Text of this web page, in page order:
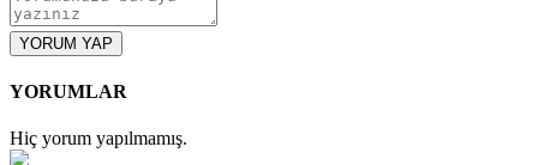
YORUM YAP
YORUMLAR
Hiç yorum yapılmamış.